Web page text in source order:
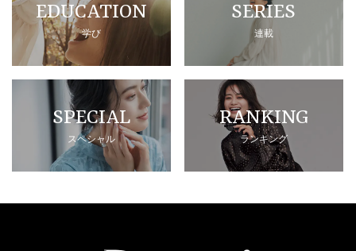
EDUCATION
学び
SERIES
連載
SPECIAL
スペシャル
RANKING
ランキング